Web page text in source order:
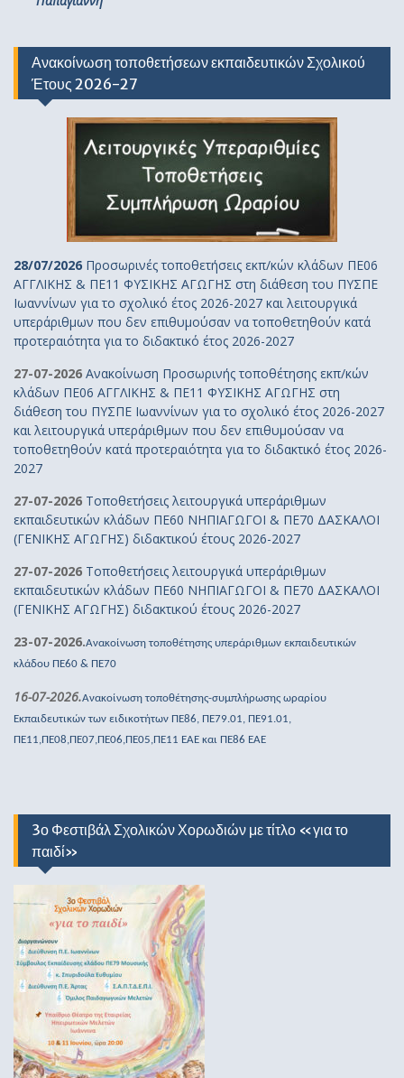
Ανακοίνωση τοποθετήσεων εκπαιδευτικών Σχολικού
Έτους 2026-27
28/07/2026 Προσωρινές τοποθετήσεις εκπ/κών κλάδων ΠΕ06
ΑΓΓΛΙΚΗΣ & ΠΕ11 ΦΥΣΙΚΗΣ ΑΓΩΓΗΣ στη διάθεση του ΠΥΣΠΕ
Ιωαννίνων για το σχολικό έτος 2026-2027 και λειτουργικά
υπεράριθμων που δεν επιθυμούσαν να τοποθετηθούν κατά
προτεραιότητα για το διδακτικό έτος 2026-2027
27-07-2026 Ανακοίνωση Προσωρινής τοποθέτησης εκπ/κών
κλάδων ΠΕ06 ΑΓΓΛΙΚΗΣ & ΠΕ11 ΦΥΣΙΚΗΣ ΑΓΩΓΗΣ στη
διάθεση του ΠΥΣΠΕ Ιωαννίνων για το σχολικό έτος 2026-2027
και λειτουργικά υπεράριθμων που δεν επιθυμούσαν να
τοποθετηθούν κατά προτεραιότητα για το διδακτικό έτος 2026-
2027
27-07-2026 Τοποθετήσεις λειτουργικά υπεράριθμων
εκπαιδευτικών κλάδων ΠΕ60 ΝΗΠΙΑΓΩΓΟΙ & ΠΕ70 ΔΑΣΚΑΛΟΙ
(ΓΕΝΙΚΗΣ ΑΓΩΓΗΣ) διδακτικού έτους 2026-2027
27-07-2026 Τοποθετήσεις λειτουργικά υπεράριθμων
εκπαιδευτικών κλάδων ΠΕ60 ΝΗΠΙΑΓΩΓΟΙ & ΠΕ70 ΔΑΣΚΑΛΟΙ
(ΓΕΝΙΚΗΣ ΑΓΩΓΗΣ) διδακτικού έτους 2026-2027
23-07-2026.Ανακοίνωση τοποθέτησης υπεράριθμων εκπαιδευτικών
κλάδου ΠΕ60 & ΠΕ70
16-07-2026.Ανακοίνωση τοποθέτησης-συμπλήρωσης ωραρίου
Εκπαιδευτικών των ειδικοτήτων ΠΕ86, ΠΕ79.01, ΠΕ91.01,
ΠΕ11,ΠΕ08,ΠΕ07,ΠΕ06,ΠΕ05,ΠΕ11 ΕΑΕ και ΠΕ86 ΕΑΕ
3ο Φεστιβάλ Σχολικών Χορωδιών με τίτλο «για το
παιδί»